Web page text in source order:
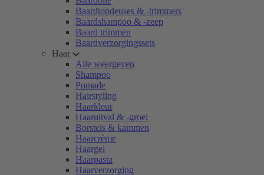
Baardtondeuses & -trimmers
Baardshampoo & -zeep
Baard trimmen
Baardverzorgingssets
Haar
Alle weergeven
Shampoo
Pomade
Hairstyling
Haarkleur
Haaruitval & -groei
Borstels & kammen
Haarcrème
Haargel
Haarpasta
Haarverzorging